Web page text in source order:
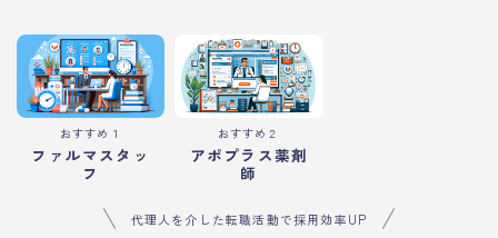
おすすめ１
ファルマスタッ
フ
おすすめ２
アポプラス薬剤
師
代理人を介した転職活動で採用効率UP